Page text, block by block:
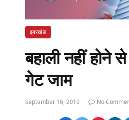
झारखंड
बहाली नहीं होने
गेट जाम
September 16, 2019 No